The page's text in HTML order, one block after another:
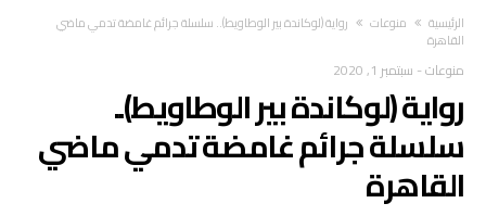
‫الرئيسية‬ منوعات
رواية (لوكاندة بير الوطاويط).. سلسلة جرائم غامضة تدمي ماضي
القاهرة
منوعات- سبتمبر 1, 2020
رواية (لوكاندة بير الوطاويط)..
سلسلة جرائم غامضة تدمي ماضي
القاهرة